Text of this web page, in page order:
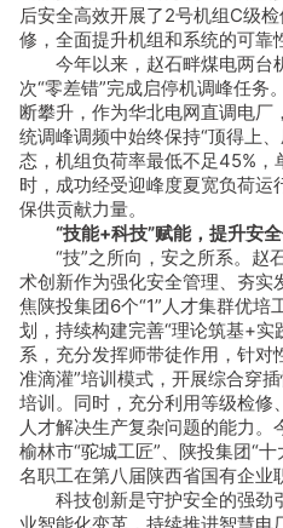
后安全高效开展了2号机组C级
修，全面提升机组和系统的可靠
今年以来，赵石畔煤电两台
次“零差错”完成启停机调峰任务
断攀升，作为华北电网直调电
统调峰调频中始终保持“顶得上
态，机组负荷率最低不足45%
时，成功经受迎峰度夏宽负荷运
保供贡献力量。
“技能+科技”赋能，提升安
“技”之所向，安之所系。赵
术创新作为强化安全管理、夯实
焦陕投集团6个“1”人才集群优培
划，持续构建完善“理论筑基+
系，充分发挥师带徒作用，针对
准滴灌”培训模式，开展综合穿
培训。同时，充分利用等级检修
人才解决生产复杂问题的能力
榆林市“驼城工匠”、陕投集团“
名职工在第八届陕西省国有企业
科技创新是守护安全的强劲